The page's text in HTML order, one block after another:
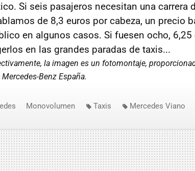
Si seis pasajeros necesitan una carrera
de 8,3 euros por cabeza, un precio
en algunos casos. Si fuesen ocho, 6,25
en las grandes paradas de taxis...
la imagen es un fotomontaje,
Benz España.
Monovolumen Taxis Mercedes Viano